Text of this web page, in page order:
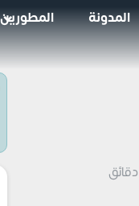
المدونة
المطورين